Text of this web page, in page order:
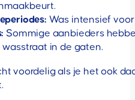
Was intensief
Sommige aanbieders
in de gaten.
voordelig als je het ook